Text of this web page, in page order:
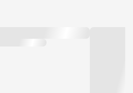
หตุใดต้องกลัวคนพวกนั้นอีก